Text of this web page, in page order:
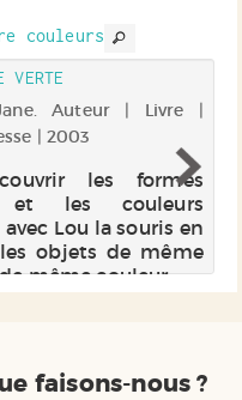
couleurs
VERTE
Auteur | Livre |
| 2003
les formes
et les couleurs
Lou la souris en
objets de même
même couleur.
faisons-nous ?